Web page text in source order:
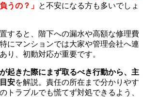
うの？」 と不安になる方も多いでしょ
すると、階下への漏水や高額な修理費
にマンションでは大家や管理会社へ連
り、初動対応が重要です。
起きた際にまず取るべき行動から、主
安を解説。責任の所在まで分かりやす
トラブルでも慌てず対処できるよう、